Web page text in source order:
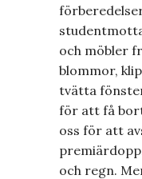
och möbler
blommor,
tvätta
för att få
oss för att
och regn.